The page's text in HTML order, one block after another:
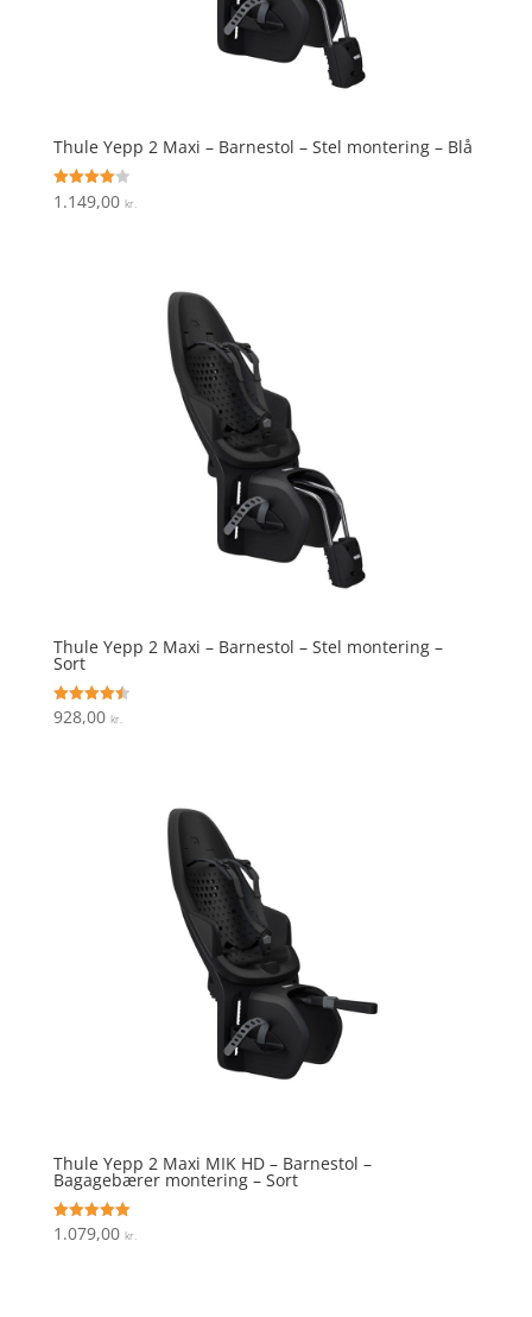
Thule Yepp 2 Maxi – Barnestol – Stel montering – Blå
Vurderet
4
1.149,00 kr.
Thule Yepp 2 Maxi – Barnestol – Stel montering –
Sort
Vurderet
4.5
928,00 kr.
Thule Yepp 2 Maxi MIK HD – Barnestol –
Bagagebærer montering – Sort
Vurderet
5
1.079,00 kr.